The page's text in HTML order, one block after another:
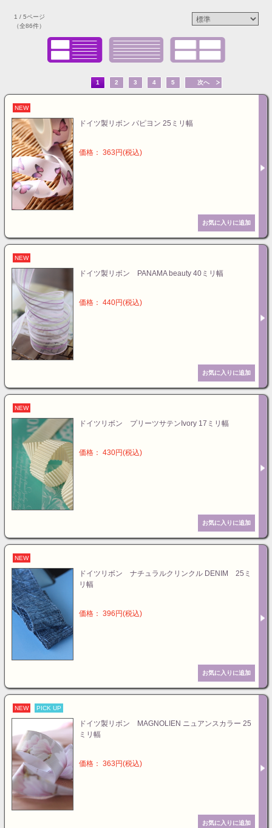
1 / 5ページ
（全86件）
1 2 3 4 5 次へ
NEW
ドイツ製リボン パピヨン 25ミリ幅
価格： 363円(税込)
NEW
ドイツ製リボン PANAMA beauty 40ミリ幅
価格： 440円(税込)
NEW
ドイツリボン プリーツサテンIvory 17ミリ幅
価格： 430円(税込)
NEW
ドイツリボン ナチュラルクリンクル DENIM 25ミ
リ幅
価格： 396円(税込)
NEW PICK UP
ドイツ製リボン MAGNOLIEN ニュアンスカラー 25
ミリ幅
価格： 363円(税込)